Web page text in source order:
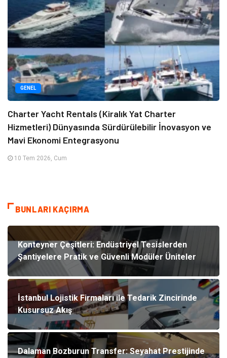
GENEL
Charter Yacht Rentals (Kiralık Yat Charter
Hizmetleri) Dünyasında Sürdürülebilir İnovasyon ve
Mavi Ekonomi Entegrasyonu
10 Tem 2026, Cum
BUNLARI KAÇIRMA
Konteyner Çeşitleri: Endüstriyel Tesislerden
Şantiyelere Pratik ve Güvenli Modüler Üniteler
İstanbul Lojistik Firmaları ile Tedarik Zincirinde
Kusursuz Akış
Dalaman Bozburun Transfer: Seyahat Prestijinde